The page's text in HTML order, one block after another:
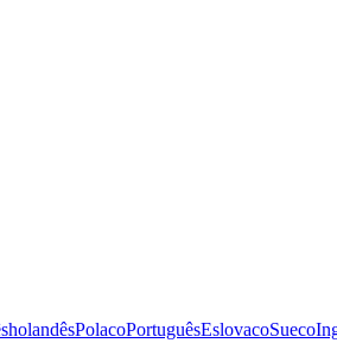
holandêsPolacoPortuguêsEslovacoSueco